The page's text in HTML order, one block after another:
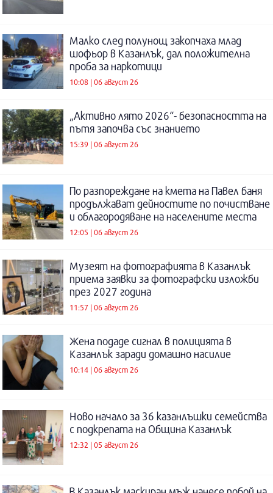
Малко след полунощ закопчаха млад
шофьор в Казанлък, дал положителна
проба за наркотици
10:08 | 06 август 26
„Активно лято 2026“- безопасността на
пътя започва със знанието
15:39 | 06 август 26
По разпореждане на кмета на Павел баня
продължават дейностите по почистване
и облагородяване на населените места
12:05 | 06 август 26
Музеят на фотографията в Казанлък
приема заявки за фотографски изложби
през 2027 година
11:57 | 06 август 26
Жена подаде сигнал в полицията в
Казанлък заради домашно насилие
10:14 | 06 август 26
Ново начало за 36 казанлъшки семейства
с подкрепата на Община Казанлък
12:32 | 05 август 26